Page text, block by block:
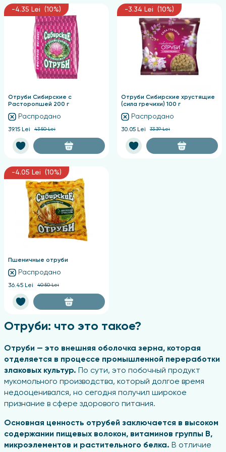
-4.35 Lei (10%)
Отруби Сибирские с
Расторопшей 200 г
Распродано
39.15 Lei 43.50 Lei
-3.34 Lei (10%)
Отруби Сибирские хрустящие
(сила гречихи) 100 г
Распродано
30.05 Lei 33.39 Lei
-4.05 Lei (10%)
Пшеничные отруби
Распродано
36.45 Lei 40.50 Lei
Отруби: что это такое?
Отруби — это внешняя оболочка зерна, которая
отделяется в процессе промышленной переработки
злаковых культур. По сути, это побочный продукт
мукомольного производства, который долгое время
недооценивался, но сегодня получил широкое
признание в сфере здорового питания.
Основная ценность отрубей заключается в высоком
содержании пищевых волокон, витаминов группы B,
микроэлементов и растительного белка. В отличие